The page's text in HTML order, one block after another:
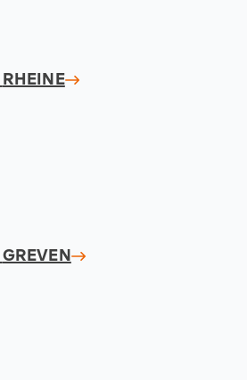
RHEINE
GREVEN